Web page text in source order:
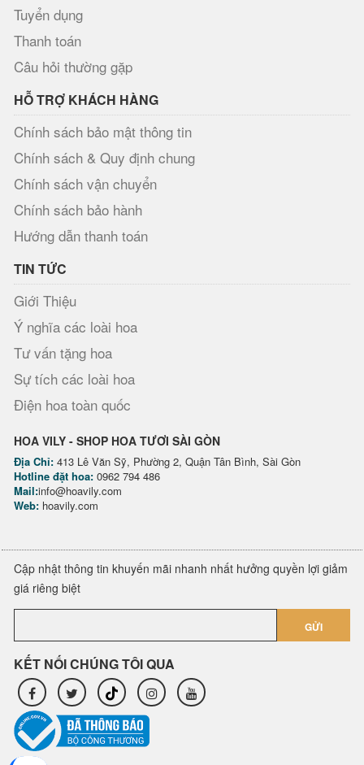
Tuyển dụng
Thanh toán
Câu hỏi thường gặp
HỖ TRỢ KHÁCH HÀNG
Chính sách bảo mật thông tin
Chính sách & Quy định chung
Chính sách vận chuyển
Chính sách bảo hành
Hướng dẫn thanh toán
TIN TỨC
Giới Thiệu
Ý nghĩa các loài hoa
Tư vấn tặng hoa
Sự tích các loài hoa
Điện hoa toàn quốc
HOA VILY - SHOP HOA TƯƠI SÀI GÒN
Địa Chỉ: 413 Lê Văn Sỹ, Phường 2, Quận Tân Bình, Sài Gòn
Hotline đặt hoa: 0962 794 486
Mail:info@hoavily.com
Web: hoavily.com
Cập nhật thông tin khuyến mãi nhanh nhất hưởng quyền lợi giảm
giá riêng biệt
GỬI
KẾT NỐI CHÚNG TÔI QUA